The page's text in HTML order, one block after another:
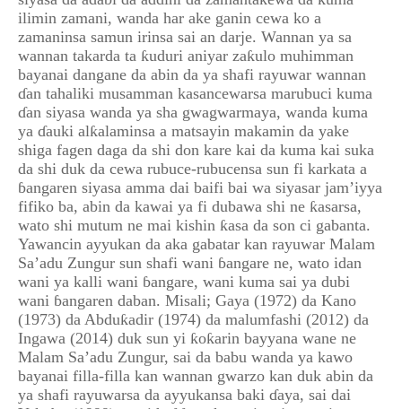
ilimin zamani, wanda har ake ganin cewa ko a
zamaninsa samun irinsa sai an darje. Wannan ya sa
wannan takarda ta ƙuduri aniyar zaƙulo muhimman
bayanai dangane da abin da ya shafi rayuwar wannan
ɗan tahaliki musamman kasancewarsa marubuci kuma
ɗan siyasa wanda ya sha gwagwarmaya, wanda kuma
ya ɗauki alƙalaminsa a matsayin makamin da yake
shiga fagen daga da shi don kare kai da kuma kai suka
da shi duk da cewa rubuce-rubucensa sun fi karkata a
ɓangaren siyasa amma dai baifi bai wa siyasar jam’iyya
fifiko ba, abin da kawai ya fi dubawa shi ne ƙasarsa,
wato shi mutum ne mai kishin ƙasa da son ci gabanta.
Yawancin ayyukan da aka gabatar kan rayuwar Malam
Sa’adu Zungur sun shafi wani ɓangare ne, wato idan
wani ya kalli wani ɓangare, wani kuma sai ya dubi
wani ɓangaren daban. Misali; Gaya (1972) da Kano
(1973) da Abduƙadir (1974) da malumfashi (2012) da
Ingawa (2014) duk sun yi ƙoƙarin bayyana wane ne
Malam Sa’adu Zungur, sai da babu wanda ya kawo
bayanai filla-filla kan wannan gwarzo kan duk abin da
ya shafi rayuwarsa da ayyukansa baki ɗaya, sai dai